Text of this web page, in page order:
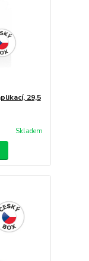
29,5
Skladem